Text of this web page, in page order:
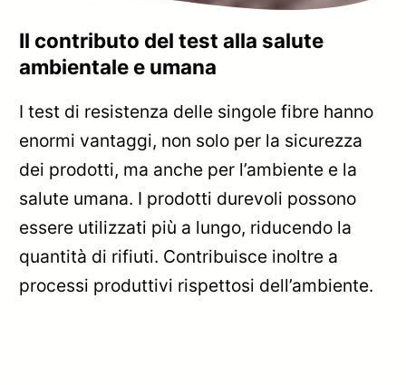
Il contributo del test alla salute
ambientale e umana
I test di resistenza delle singole fibre hanno
enormi vantaggi, non solo per la sicurezza
dei prodotti, ma anche per l’ambiente e la
salute umana. I prodotti durevoli possono
essere utilizzati più a lungo, riducendo la
quantità di rifiuti. Contribuisce inoltre a
processi produttivi rispettosi dell’ambiente.